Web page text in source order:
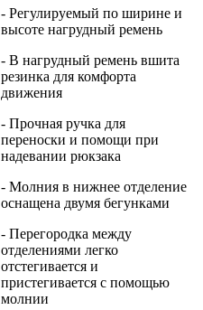
- Регулируемый по ширине и
высоте нагрудный ремень
- В нагрудный ремень вшита
резинка для комфорта
движения
- Прочная ручка для
переноски и помощи при
надевании рюкзака
- Молния в нижнее отделение
оснащена двумя бегунками
- Перегородка между
отделениями легко
отстегивается и
пристегивается с помощью
молнии